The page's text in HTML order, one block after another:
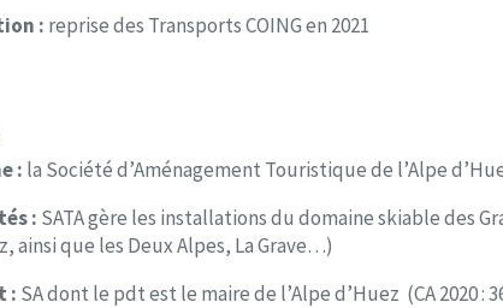
: reprise des Transports COING en 2021
: la Société d’Aménagement Touristique de l’Alpe
: SATA gère les installations du domaine skiable des
ainsi que les Deux Alpes, La Grave…)
: SA dont le pdt est le maire de l’Alpe d’Huez (CA 2020 :